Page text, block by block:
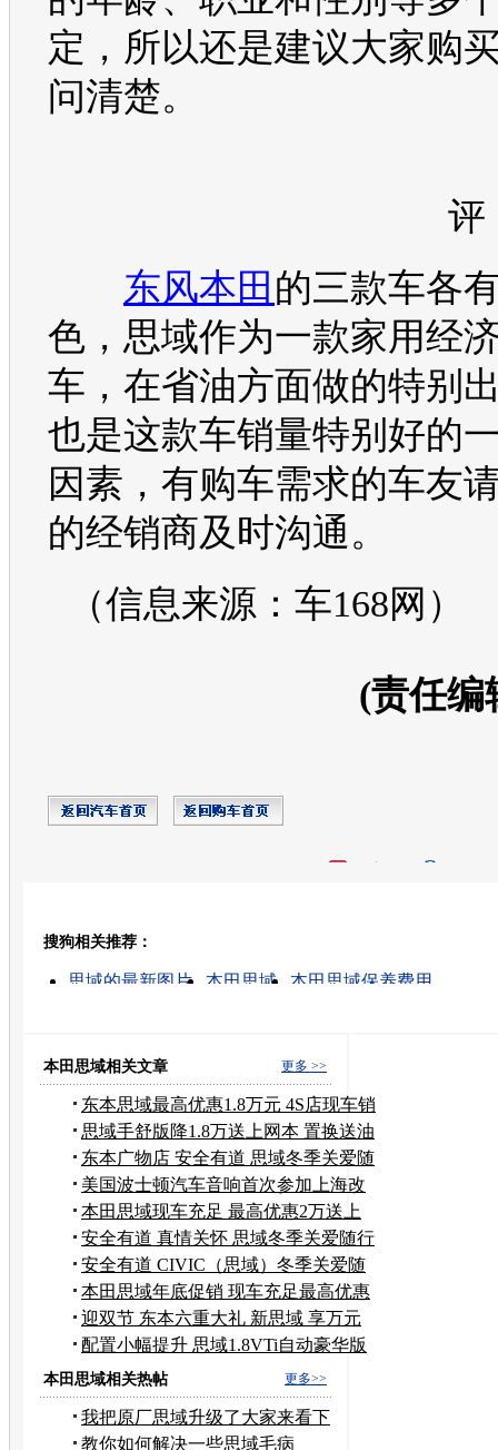
定，所以还是建议大家购
问清楚。
评
东风本田 的三款车各
色， 思域作为一款家用经
车，在省油方面做的特别
也是这款车销量特别好的
因素，有购车需求的车友
的经销商及时沟通。
（信息来源：车168网）
(责任编
搜狗相关推荐：
思域的最新图片 本田思域
本田思域保养费用
更多 >>
本田思域相关文章
东本思域最高优惠1.8万元 4S店现车销
售
思域手舒版降1.8万送上网本 置换送油
卡
东本广物店 安全有道 思域冬季关爱随
行
美国波士顿汽车音响首次参加上海改
装展
本田思域现车充足 最高优惠2万送上
网本
安全有道 真情关怀 思域冬季关爱随行
安全有道 CIVIC（思域）冬季关爱随
行
本田思域年底促销 现车充足最高优惠
2万
迎双节 东本六重大礼 新思域 享万元
惊喜
配置小幅提升 思域1.8VTi自动豪华版
更多>>
本田思域相关热帖
我把原厂思域升级了大家来看下
教你如何解决一些思域毛病